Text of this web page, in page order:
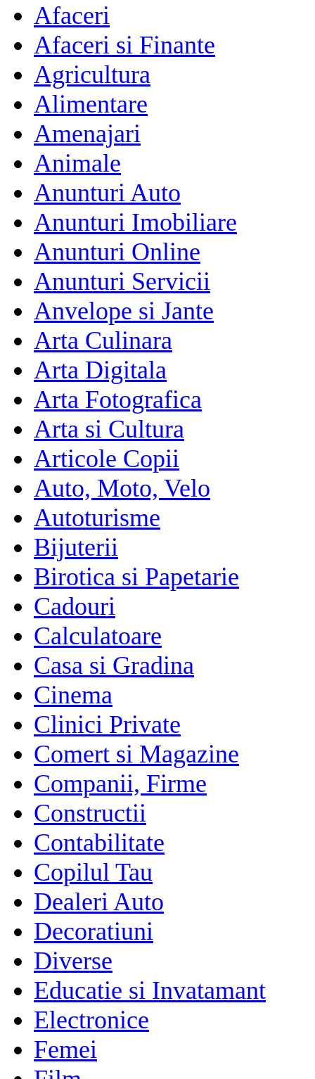
Afaceri
Afaceri si Finante
Agricultura
Alimentare
Amenajari
Animale
Anunturi Auto
Anunturi Imobiliare
Anunturi Online
Anunturi Servicii
Anvelope si Jante
Arta Culinara
Arta Digitala
Arta Fotografica
Arta si Cultura
Articole Copii
Auto, Moto, Velo
Autoturisme
Bijuterii
Birotica si Papetarie
Cadouri
Calculatoare
Casa si Gradina
Cinema
Clinici Private
Comert si Magazine
Companii, Firme
Constructii
Contabilitate
Copilul Tau
Dealeri Auto
Decoratiuni
Diverse
Educatie si Invatamant
Electronice
Femei